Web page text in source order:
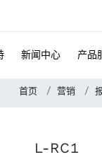
新闻中心 产品
首页 营销
L-RC1